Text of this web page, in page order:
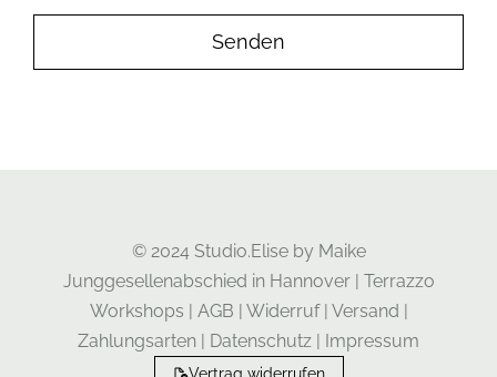
Senden
© 2024 Studio.Elise by Maike
Junggesellenabschied in Hannover| Terrazzo
Workshops | AGB | Widerruf| Versand |
Zahlungsarten | Datenschutz | Impressum